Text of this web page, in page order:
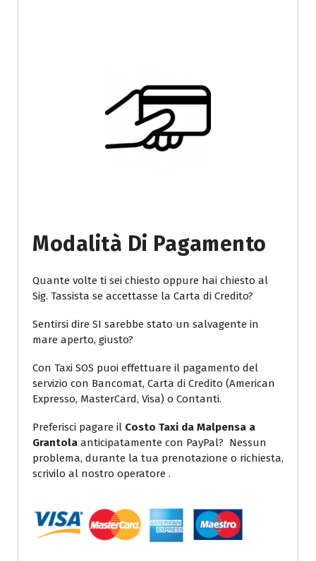
Modalità Di Pagamento
Quante volte ti sei chiesto oppure hai chiesto al
Sig. Tassista se accettasse la Carta di Credito?
Sentirsi dire SI sarebbe stato un salvagente in
mare aperto, giusto?
Con Taxi SOS puoi effettuare il pagamento del
servizio con Bancomat, Carta di Credito (American
Expresso, MasterCard, Visa) o Contanti.
Preferisci pagare il Costo Taxi da Malpensa a
Grantola anticipatamente con PayPal? Nessun
problema, durante la tua prenotazione o richiesta,
scrivilo al nostro operatore .